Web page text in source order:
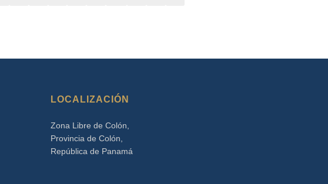
LOCALIZACIÓN
Zona Libre de Colón,
Provincia de Colón,
República de Panamá